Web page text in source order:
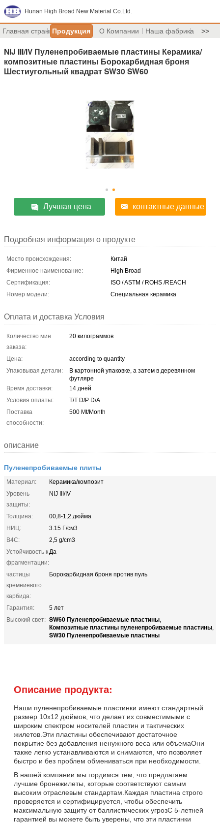
Hunan High Broad New Material Co.Ltd.
Главная страницаПродукция О Компании Наша фабрика >>
NIJ III/IV Пуленепробиваемые пластины Керамика/
композитные пластины Борокарбидная броня
Шестиугольный квадрат SW30 SW60
Лучшая цена контактные данные
Подробная информация о продукте
Место происхождения:
Китай
Фирменное наименование:
High Broad
Сертификация:
ISO / ASTM / ROHS /REACH
Номер модели:
Специальная керамика
Оплата и доставка Условия
Количество мин
заказа:
20 килограммов
Цена:
according to quantity
Упаковывая детали:
В картонной упаковке, а затем в деревянном
футляре
Время доставки:
14 дней
Условия оплаты:
T/T D/P D/A
Поставка
способности:
500 Mt/Month
описание
Пуленепробиваемые плиты
Материал:
Керамика/композит
Уровень
защиты:
NIJ III/IV
Толщина:
00,8-1,2 дюйма
НИЦ:
3.15 Г/см3
B4C:
2,5 g/cm3
Устойчивость к
фрагментации:
Да
частицы
кремниевого
карбида:
Борокарбидная броня против пуль
Гарантия:
5 лет
Высокий свет: SW60 Пуленепробиваемые пластины,
Композитные пластины пуленепробиваемые пластины,
SW30 Пуленепробиваемые пластины
Описание продукта:
Наши пуленепробиваемые пластинки имеют стандартный
размер 10х12 дюймов, что делает их совместимыми с
широким спектром носителей пластин и тактических
жилетов.Эти пластины обеспечивают достаточное
покрытие без добавления ненужного веса или объемаОни
также легко устанавливаются и снимаются, что позволяет
быстро и без проблем обмениваться при необходимости.
В нашей компании мы гордимся тем, что предлагаем
лучшие бронежилеты, которые соответствуют самым
высоким отраслевым стандартам.Каждая пластина строго
проверяется и сертифицируется, чтобы обеспечить
максимальную защиту от баллистических угрозС 5-летней
гарантией вы можете быть уверены, что эти пластинки